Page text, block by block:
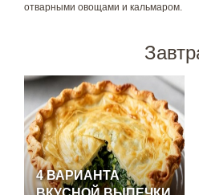
отварными овощами и кальмаром.
4 ВАРИАНТА